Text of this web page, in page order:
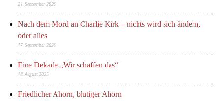
21. September 2025
Nach dem Mord an Charlie Kirk – nichts wird sich ändern,
oder alles
17. September 2025
Eine Dekade „Wir schaffen das“
18. August 2025
Friedlicher Ahorn, blutiger Ahorn